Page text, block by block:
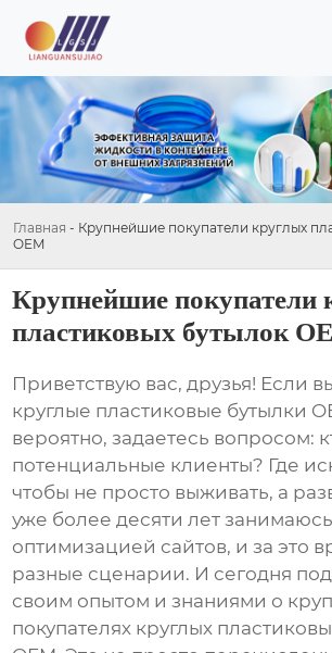
Главная - Крупнейшие покупатели круглых
OEM
Крупнейшие покупатели
пластиковых бутылок
Приветствую вас, друзья! Если
круглые пластиковые бутылки
вероятно, задаетесь вопросом:
потенциальные клиенты? Где
чтобы не просто выживать, а
уже более десяти лет занимаюсь
оптимизацией сайтов, и за это
разные сценарии. И сегодня
своим опытом и знаниями о
покупателях круглых